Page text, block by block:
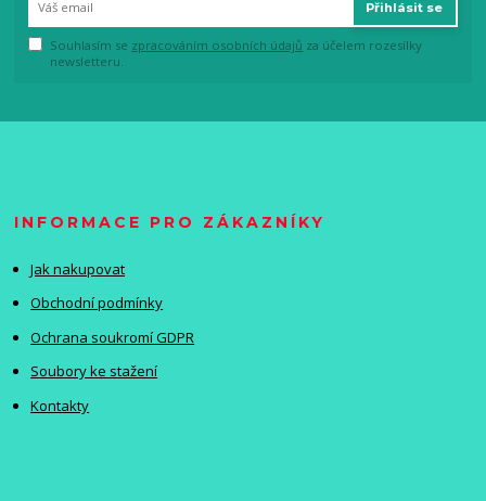
Přihlásit se
Souhlasím se zpracováním osobních údajů za účelem rozesílky
newsletteru.
INFORMACE PRO ZÁKAZNÍKY
Jak nakupovat
Obchodní podmínky
Ochrana soukromí GDPR
Soubory ke stažení
Kontakty